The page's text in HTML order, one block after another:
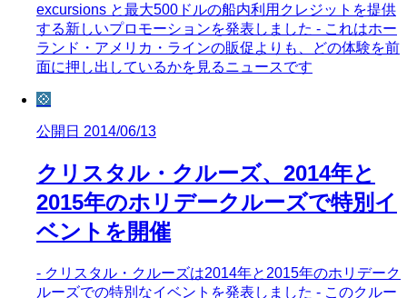
excursions と最大500ドルの船内利用クレジットを提供
する新しいプロモーションを発表しました - これはホー
ランド・アメリカ・ラインの販促よりも、どの体験を前
面に押し出しているかを見るニュースです
💠
公開日 2014/06/13
クリスタル・クルーズ、2014年と
2015年のホリデークルーズで特別イ
ベントを開催
- クリスタル・クルーズは2014年と2015年のホリデーク
ルーズでの特別なイベントを発表しました - このクルー